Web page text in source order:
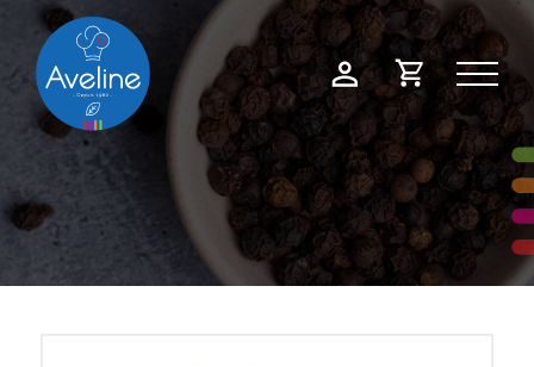
Mon
compte
Demande
de
devis
Panneau de gestion des cookies